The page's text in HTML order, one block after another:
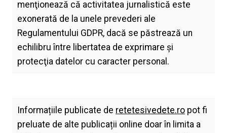
menţionează că activitatea jurnalistică este
exonerată de la unele prevederi ale
Regulamentului GDPR, dacă se păstrează un
echilibru între libertatea de exprimare şi
protecţia datelor cu caracter personal.
Informațiile publicate de retetesivedete.ropot fi
preluate de alte publicații online doar în limita a